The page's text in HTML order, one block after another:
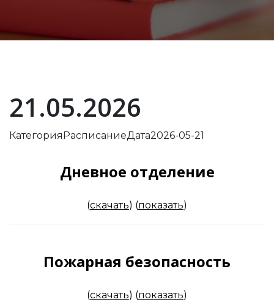
21.05.2026
Категория РасписаниеДата2026-05-21
Дневное отделение
(скачать) (показать)
Пожарная безопасность
(скачать) (показать)